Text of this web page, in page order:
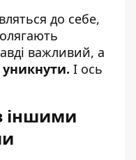
до себе,
важливий, а
І ось
іншими